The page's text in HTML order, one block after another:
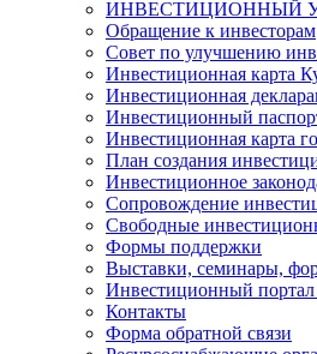
ИНВЕСТИЦИОННЫЙ
Обращение к инвесторам
Совет по улучшению
Инвестиционная карта
Инвестиционная
Инвестиционный
Инвестиционная карта
План создания
Инвестиционное
Сопровождение
Свободные
Формы поддержки
Выставки, семинары,
Инвестиционный портал
Контакты
Форма обратной связи